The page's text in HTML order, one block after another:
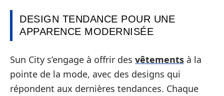
DESIGN TENDANCE POUR UNE
APPARENCE MODERNISÉE
Sun City s’engage à offrir des vêtements à la
pointe de la mode, avec des designs qui
répondent aux dernières tendances. Chaque